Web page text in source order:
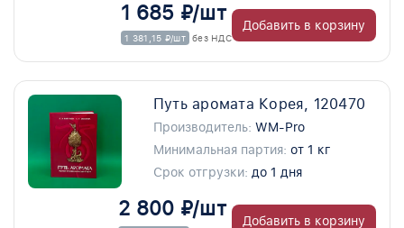
1 685 ₽/шт
1 381,15 ₽/шт без НДС
Добавить в корзину
Путь аромата Корея, 120470
Производитель: WM-Pro
Минимальная партия: от 1 кг
Срок отгрузки: до 1 дня
2 800 ₽/шт
Добавить в корзину